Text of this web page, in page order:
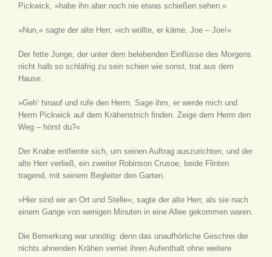
Pickwick, »habe ihn aber noch nie etwas schießen sehen.«
»Nun,« sagte der alte Herr, »ich wollte, er käme. Joe – Joe!«
Der fette Junge, der unter dem belebenden Einflüsse des Morgens
nicht halb so schläfrig zu sein schien wie sonst, trat aus dem
Hause.
»Geh‘ hinauf und rufe den Herrn. Sage ihm, er werde mich und
Herrn Pickwick auf dem Krähenstrich finden. Zeige dem Herrn den
Weg – hörst du?«
Der Knabe entfernte sich, um seinen Auftrag auszurichten, und der
alte Herr verließ, ein zweiter Robinson Crusoe, beide Flinten
tragend, mit seinem Begleiter den Garten.
»Hier sind wir an Ort und Stelle«, sagte der alte Herr, als sie nach
einem Gange von wenigen Minuten in eine Allee gekommen waren.
Die Bemerkung war unnötig: denn das unaufhörliche Geschrei der
nichts ahnenden Krähen verriet ihren Aufenthalt ohne weitere